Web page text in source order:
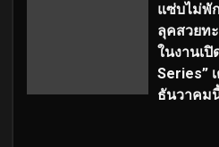
แซ่บไม่พั
ลุคสวยท
ในงานเปิ
Series”
ธันวาคม